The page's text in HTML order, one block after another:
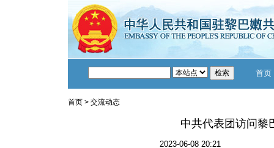
首页
首页 > 交流动态
中共代表团访问黎
2023-06-08 20:21